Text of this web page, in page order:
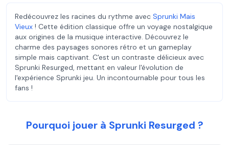
Redécouvrez les racines du rythme avec Sprunki Mais
Vieux ! Cette édition classique offre un voyage nostalgique
aux origines de la musique interactive. Découvrez le
charme des paysages sonores rétro et un gameplay
simple mais captivant. C'est un contraste délicieux avec
Sprunki Resurged, mettant en valeur l'évolution de
l'expérience Sprunki jeu. Un incontournable pour tous les
fans !
Pourquoi jouer à Sprunki Resurged ?